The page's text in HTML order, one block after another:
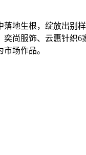
生根，绽放出别样
尚服饰、云惠针织
场作品。